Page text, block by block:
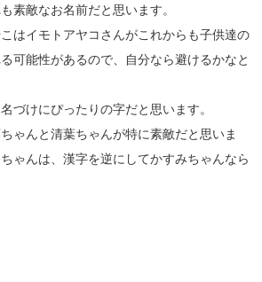
素敵なお名前だと思います。
はイモトアヤコさんがこれからも子供達の
可能性があるので、自分なら避けるかなと
づけにぴったりの字だと思います。
ゃんと清葉ちゃんが特に素敵だと思いま
ゃんは、漢字を逆にしてかすみちゃんなら